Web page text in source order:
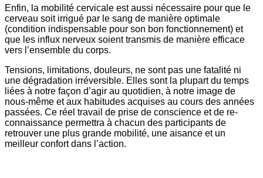
Enfin, la mobilité cervicale est aussi nécessaire pour que le
cerveau soit irrigué par le sang de manière optimale
(condition indispensable pour son bon fonctionnement) et
que les influx nerveux soient transmis de manière efficace
vers l’ensemble du corps.
Tensions, limitations, douleurs, ne sont pas une fatalité ni
une dégradation irréversible. Elles sont la plupart du temps
liées à notre façon d’agir au quotidien, à notre image de
nous-même et aux habitudes acquises au cours des années
passées. Ce réel travail de prise de conscience et de re-
connaissance permettra à chacun des participants de
retrouver une plus grande mobilité, une aisance et un
meilleur confort dans l’action.